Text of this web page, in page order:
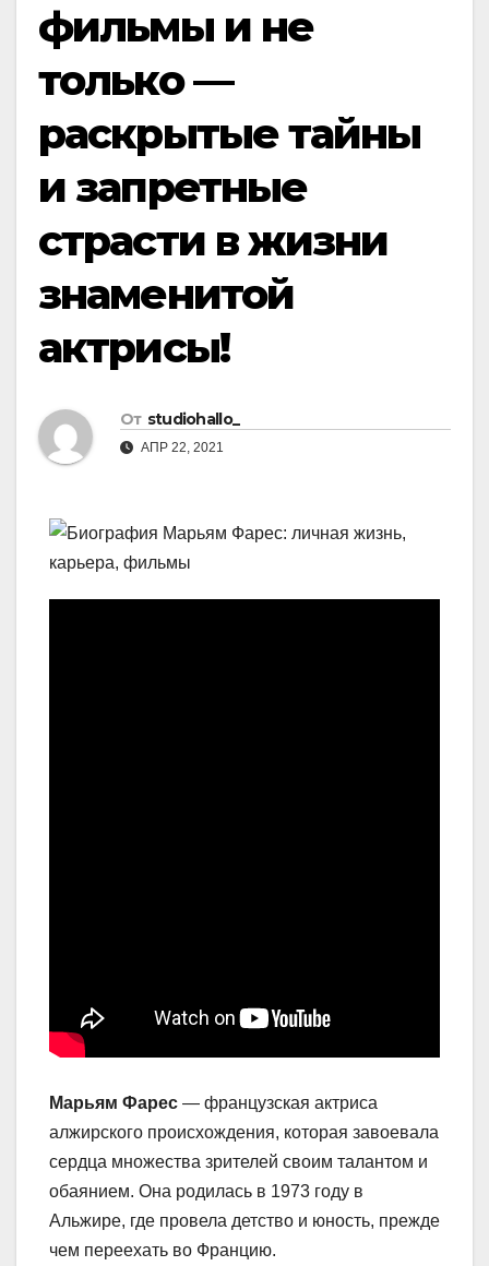
фильмы и не
только —
раскрытые тайны
и запретные
страсти в жизни
знаменитой
актрисы!
От studiohallo_
АПР 22, 2021
Марьям Фарес — французская актриса
алжирского происхождения, которая завоевала
сердца множества зрителей своим талантом и
обаянием. Она родилась в 1973 году в
Альжире, где провела детство и юность, прежде
чем переехать во Францию.